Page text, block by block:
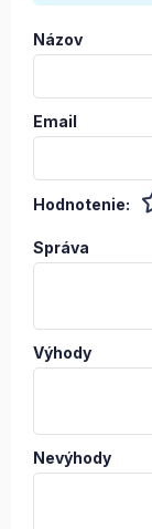
Názov
Email
Hodnotenie:
Správa
Výhody
Nevýhody